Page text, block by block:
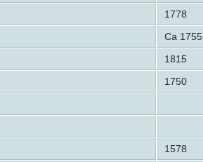
1778
Ca 1755
1815
1750
1578